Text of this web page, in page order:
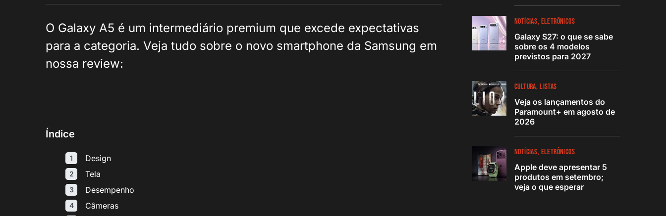
O Galaxy A5 é um intermediário premium que excede expectativas
para a categoria. Veja tudo sobre o novo smartphone da Samsung em
nossa review:
Índice
Design
Tela
Desempenho
Câmeras
NOTÍCIAS ELETRÔNICOS
Galaxy S27: o que se sabe
sobre os 4 modelos
previstos para 2027
CULTURA LISTAS
Veja os lançamentos do
Paramount+ em agosto de
2026
NOTÍCIAS ELETRÔNICOS
Apple deve apresentar 5
produtos em setembro;
veja o que esperar